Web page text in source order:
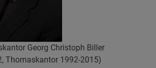
Georg Christoph Biller
Thomaskantor 1992-2015)